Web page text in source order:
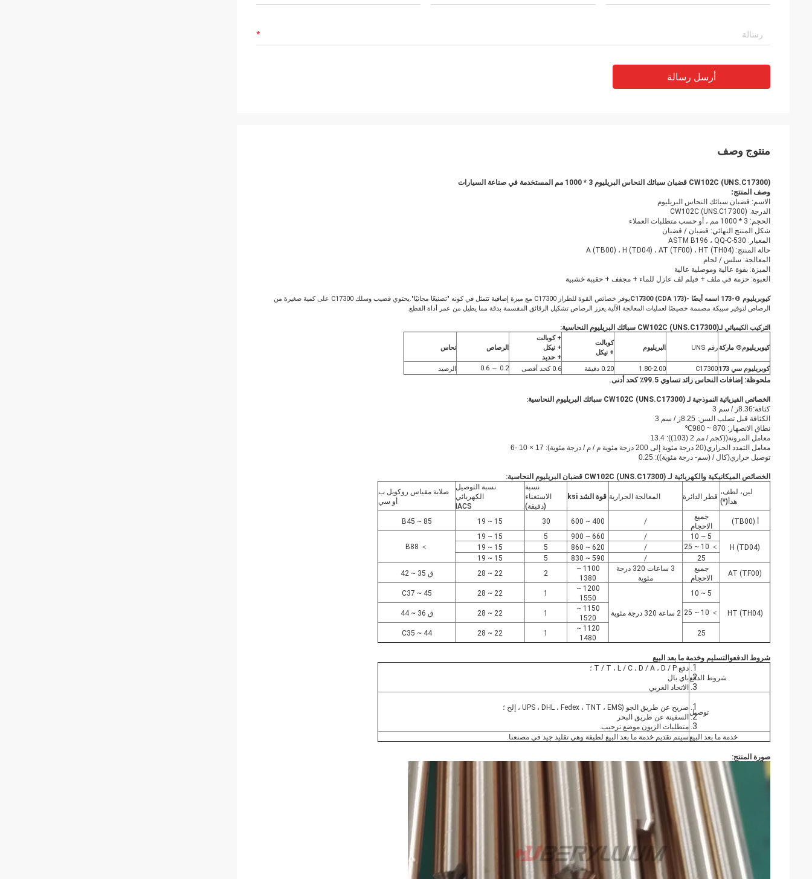
أرسل رسالة
منتوج وصف
CW102C (UNS.C17300) قضبان سبائك النحاس البريليوم 3 * 1000 مم المستخدمة في صناعة السيارات
وصف المنتج:
الاسم: قضبان سبائك النحاس البريليوم
الدرجة: CW102C (UNS.C17300)
الحجم: 3 * 1000 مم ، أو حسب متطلبات العملاء
شكل المنتج النهائي: قضبان / قضبان
المعيار: ASTM B196 ، QQ-C-530
حالة المنتج: A (TB00) ، H (TD04) ، AT (TF00) ، HT (TH04)
المعالجة: سلس / لحام
الميزة: بقوة عالية وموصلية عالية
العبوة: حزمة في ملف + فيلم لف عازل للماء + مجفف + حقيبة خشبية
كيوبريليوم ®-173 اسمه أيضًا -C17300 (CDA 173)
يوفر خصائص القوة للطراز C17300 مع ميزة إضافية تتمثل في كونه "تصنيعًا مجانيًا".يحتوي قضيب وسلك C17300 على كمية صغيرة من
الرصاص لتوفير سبيكة مصممة خصيصًا لعمليات المعالجة الآلية.يعزز الرصاص تشكيل الرقائق المقسمة بدقة مما يطيل من عمر أداة القطع.
التركيب الكيميائي لـCW102C (UNS.C17300) سبائك البريليوم النحاسية :
كيوبريليوم® ماركةرقم UNS البريليوم
كوبالت
+ نيكل
+ كوبالت
+ نيكل
+ حديد
الرصاص نحاس
كوبريليوم سي 173 C17300
1.80-2.00 0.20 دقيقة 0.6 كحد أقصى 0.2 ～ 0.6 الرصيد
ملحوظة: إضافات النحاس زائد تساوي 99.5٪ كحد أدنى.
الخصائص الفيزيائية النموذجية لـ CW102C (UNS.C17300) سبائك البريليوم النحاسية :
كثافة:8.36ز / سم 3
الكثافة قبل تصلب السن: 8.25ز / سم 3
نطاق الانصهار: 870 ~ 980
℃
معامل المرونة((كجم / مم 2 (103))
: 13.4
معامل التمدد الحراري(20 درجة مئوية إلى 200 درجة مئوية م / م / درجة مئوية)
: 17 × 10 -6
توصيل حراري(كال / (سم- درجة مئوية)): 0.25
الخصائص الميكانيكية والكهربائية لـCW102C (UNS.C17300) قضبان البريليوم النحاسية
:
لين، لطف،
هدأ(*)
قطر الدائرة المعالجة الحرارية قوة الشد ksi
نسبة
الاستغناء
(دقيقة)
نسبة التوصيل
الكهربائي
IACS
صلابة مقياس روكويل ب
أو سي
أ (TB00)
جميع
الاحجام
/
400 ~ 600
30
15 ~ 19
B45 ~ 85
H (TD04)
5 ~ 10
/
660 ~ 900
5
15 ~ 19
＞ B88
＞ 10 ~ 25
/
620 ~ 860
5
15 ~ 19
25
/
590 ~ 830
5
15 ~ 19
AT (TF00)
جميع
الاحجام
3 ساعات 320 درجة
مئوية
1100 ~
1380
2
22 ~ 28 ق 35 ~ 42
HT (TH04)
5 ~ 10
2 ساعة 320 درجة مئوية
1200 ~
1550
1
22 ~ 28
C37 ~ 45
＞ 10 ~ 25
1150 ~
1520
1
22 ~ 28 ق 36 ~ 44
25
1120 ~
1480
1
22 ~ 28
C35 ~ 44
شروط الدفعوالتسليم وخدمة ما بعد البيع
شروط الدفع
دفع T / T ، L / C ، D / A ، D / P ؛
باي بال
الاتحاد الغربي
توصيل
صريح عن طريق الجو (UPS ، DHL ، Fedex ، TNT ، EMS ، إلخ ؛
السفينة عن طريق البحر
متطلبات الزبون موضع ترحيب.
خدمة ما بعد البيعسيتم تقديم خدمة ما بعد البيع لطيفة وهي تقليد جيد في مصنعنا.
صورة المنتج: